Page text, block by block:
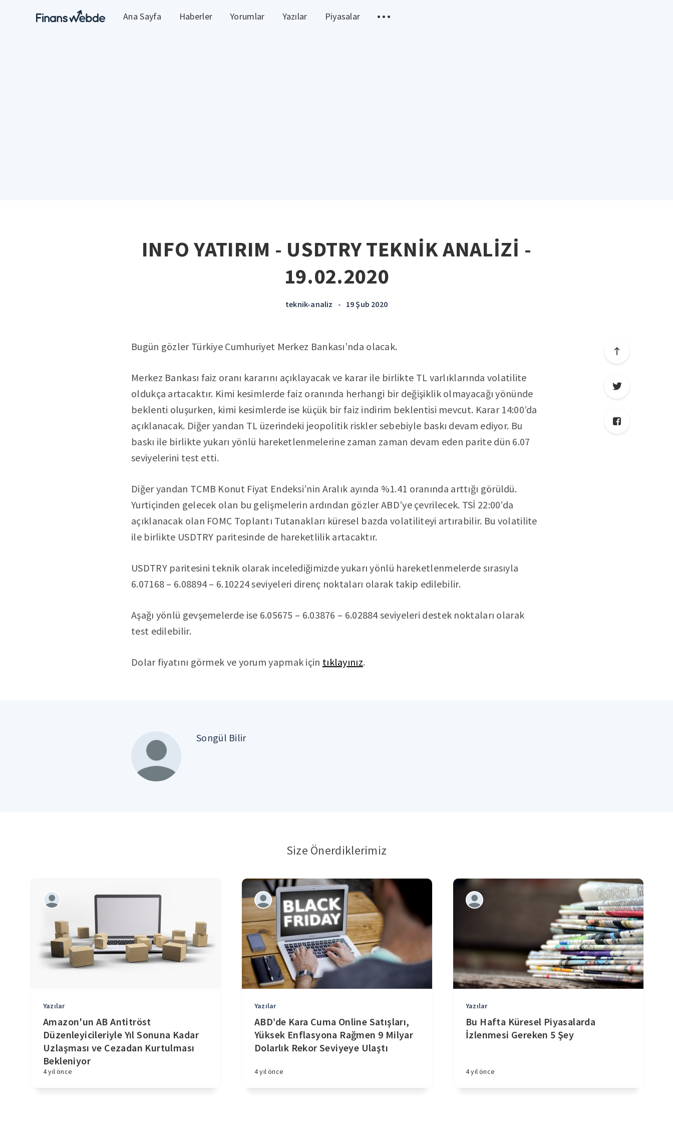
Ana Sayfa Haberler Yorumlar Yazılar Piyasalar
INFO YATIRIM - USDTRY TEKNİK ANALİZİ -
19.02.2020
teknik-analiz • 19 Şub 2020
Bugün gözler Türkiye Cumhuriyet Merkez Bankası’nda olacak.
Merkez Bankası faiz oranı kararını açıklayacak ve karar ile birlikte TL varlıklarında volatilite
oldukça artacaktır. Kimi kesimlerde faiz oranında herhangi bir değişiklik olmayacağı yönünde
beklenti oluşurken, kimi kesimlerde ise küçük bir faiz indirim beklentisi mevcut. Karar 14:00’da
açıklanacak. Diğer yandan TL üzerindeki jeopolitik riskler sebebiyle baskı devam ediyor. Bu
baskı ile birlikte yukarı yönlü hareketlenmelerine zaman zaman devam eden parite dün 6.07
seviyelerini test etti.
Diğer yandan TCMB Konut Fiyat Endeksi’nin Aralık ayında %1.41 oranında arttığı görüldü.
Yurtiçinden gelecek olan bu gelişmelerin ardından gözler ABD’ye çevrilecek. TSİ 22:00’da
açıklanacak olan FOMC Toplantı Tutanakları küresel bazda volatiliteyi artırabilir. Bu volatilite
ile birlikte USDTRY paritesinde de hareketlilik artacaktır.
USDTRY paritesini teknik olarak incelediğimizde yukarı yönlü hareketlenmelerde sırasıyla
6.07168 – 6.08894 – 6.10224 seviyeleri direnç noktaları olarak takip edilebilir.
Aşağı yönlü gevşemelerde ise 6.05675 – 6.03876 – 6.02884 seviyeleri destek noktaları olarak
test edilebilir.
Dolar fiyatını görmek ve yorum yapmak için tıklayınız.
Songül Bilir
Size Önerdiklerimiz
Yazılar
Amazon'un AB Antitröst
Düzenleyicileriyle Yıl Sonuna Kadar
Uzlaşması ve Cezadan Kurtulması
Bekleniyor
4 yıl önce
Yazılar
ABD’de Kara Cuma Online Satışları,
Yüksek Enflasyona Rağmen 9 Milyar
Dolarlık Rekor Seviyeye Ulaştı
4 yıl önce
Yazılar
Bu Hafta Küresel Piyasalarda
İzlenmesi Gereken 5 Şey
4 yıl önce